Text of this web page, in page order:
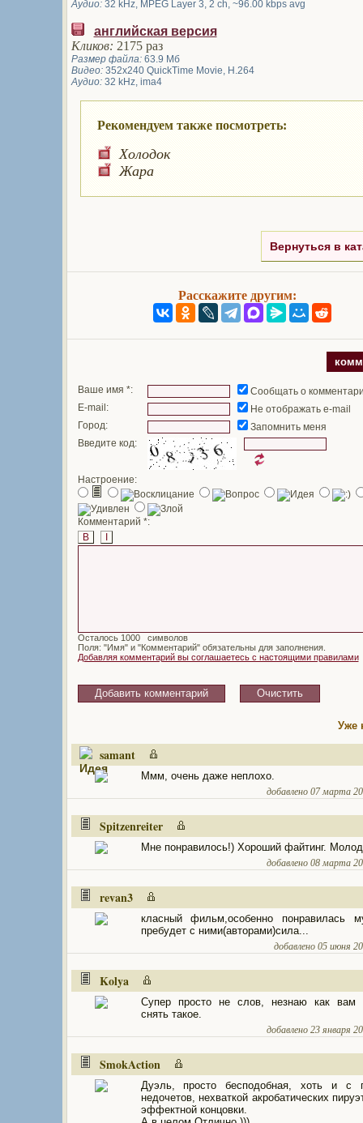
Аудио:32 kHz, MPEG Layer 3, 2 ch, ~96.00 kbps avg
английская версия
Кликов: 2175 раз
Размер файла:63.9 Мб
Видео:352x240 QuickTime Movie, H.264
Аудио:32 kHz, ima4
Рекомендуем также посмотреть:
Холодок
Жара
Вернуться в
Расскажите другим:
Ваше имя *:
Сообщать о
E-mail:
Не отображать e-mail
Город:
Запомнить меня
Введите код:
Настроение:
Комментарий *:
B
I
Осталось
символов
Поля: "Имя" и "Комментарий" обязательны для заполнения.
Добавляя комментарий вы соглашаетесь с настоящими правилами
Уже
samant
Ммм, очень даже неплохо.
добавлено 07 марта
Spitzenreiter
Мне понравилось!) Хороший файтинг.
добавлено 08 марта
revan3
класный фильм,особенно понравилась
пребудет с ними(авторами)сила...
добавлено 05 июня
Kolya
Супер просто не слов, незнаю как вам
снять такое.
добавлено 23 января
SmokAction
Дуэль, просто бесподобная, хоть и с
недочетов, нехваткой акробатических
эффектной концовки.